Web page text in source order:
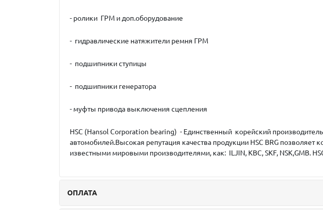
- ролики ГРМ и доп.оборудование
- гидравлические натяжители ремня ГРМ
- подшипники ступицы
- подшипники генератора
- муфты привода выключения сцепления
HSC (Hansol Corporation bearing) - Единственный корейский
автомобилей.Высокая репутация качества продукции HSC BRG
известными мировыми производителями, как: ILJIN, KBC, SKF, NSK,GMB.
ОПЛАТА